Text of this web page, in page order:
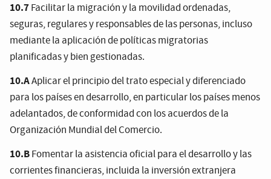
10.7Facilitar la migración y la movilidad ordenadas,
seguras, regulares y responsables de las personas, incluso
mediante la aplicación de políticas migratorias
planificadas y bien gestionadas.
10.AAplicar el principio del trato especial y diferenciado
para los países en desarrollo, en particular los países menos
adelantados, de conformidad con los acuerdos de la
Organización Mundial del Comercio.
10.BFomentar la asistencia oficial para el desarrollo y las
corrientes financieras, incluida la inversión extranjera